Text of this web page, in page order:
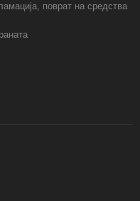
поврат на средства